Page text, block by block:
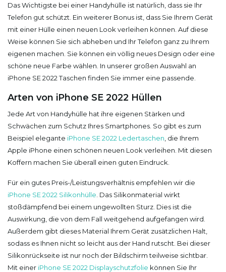
Das Wichtigste bei einer Handyhülle ist natürlich, dass sie Ihr
Telefon gut schützt. Ein weiterer Bonus ist, dass Sie Ihrem Gerät
mit einer Hülle einen neuen Look verleihen können. Auf diese
Weise können Sie sich abheben und Ihr Telefon ganz zu Ihrem
eigenen machen. Sie können ein völlig neues Design oder eine
schöne neue Farbe wählen. In unserer großen Auswahl an
iPhone SE 2022 Taschen finden Sie immer eine passende.
Arten von iPhone SE 2022 Hüllen
Jede Art von Handyhülle hat ihre eigenen Stärken und
Schwächen zum Schutz Ihres Smartphones. So gibt es zum
Beispiel elegante iPhone SE 2022 Ledertaschen , die Ihrem
Apple iPhone einen schönen neuen Look verleihen. Mit diesen
Koffern machen Sie überall einen guten Eindruck.
Für ein gutes Preis-/Leistungsverhältnis empfehlen wir die
iPhone SE 2022 Silikonhülle . Das Silikonmaterial wirkt
stoßdämpfend bei einem ungewollten Sturz. Dies ist die
Auswirkung, die von dem Fall weitgehend aufgefangen wird.
Außerdem gibt dieses Material Ihrem Gerät zusätzlichen Halt,
sodass es Ihnen nicht so leicht aus der Hand rutscht. Bei dieser
Silikonrückseite ist nur noch der Bildschirm teilweise sichtbar.
Mit einer iPhone SE 2022 Displayschutzfolie können Sie Ihr